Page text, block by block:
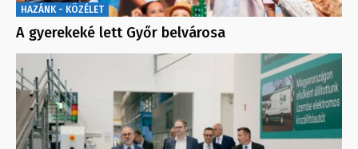
HAZÁNK - KÖZÉLET
A gyerekeké lett Győr belvárosa